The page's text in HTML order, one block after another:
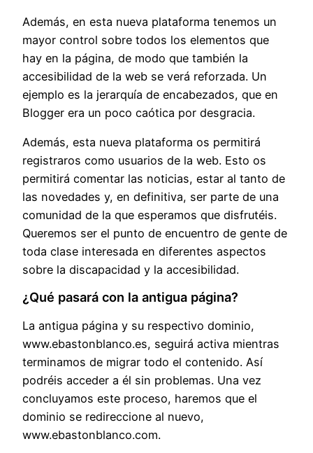
Además, en esta nueva plataforma tenemos un
mayor control sobre todos los elementos que
hay en la página, de modo que también la
accesibilidad de la web se verá reforzada. Un
ejemplo es la jerarquía de encabezados, que en
Blogger era un poco caótica por desgracia.
Además, esta nueva plataforma os permitirá
registraros como usuarios de la web. Esto os
permitirá comentar las noticias, estar al tanto de
las novedades y, en definitiva, ser parte de una
comunidad de la que esperamos que disfrutéis.
Queremos ser el punto de encuentro de gente de
toda clase interesada en diferentes aspectos
sobre la discapacidad y la accesibilidad.
¿Qué pasará con la antigua página?
La antigua página y su respectivo dominio,
www.ebastonblanco.es, seguirá activa mientras
terminamos de migrar todo el contenido. Así
podréis acceder a él sin problemas. Una vez
concluyamos este proceso, haremos que el
dominio se redireccione al nuevo,
www.ebastonblanco.com.